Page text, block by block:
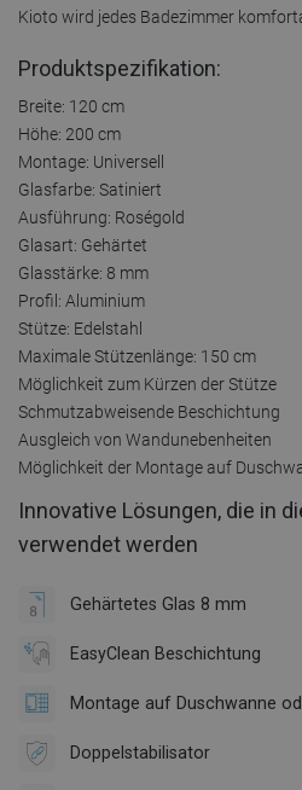
Kioto wird jedes Badezimmer
Produktspezifikation:
Breite: 120 cm
Höhe: 200 cm
Montage: Universell
Glasfarbe: Satiniert
Ausführung: Roségold
Glasart: Gehärtet
Glasstärke: 8 mm
Profil: Aluminium
Stütze: Edelstahl
Maximale Stützenlänge: 150 cm
Möglichkeit zum Kürzen der Stütze
Schmutzabweisende Beschichtung
Ausgleich von Wandunebenheiten
Möglichkeit der Montage auf
Innovative Lösungen, die in
verwendet werden
Gehärtetes Glas 8 mm
EasyClean Beschichtung
Montage auf Duschwanne
Doppelstabilisator